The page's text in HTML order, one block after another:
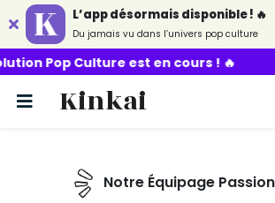
L’app désormais disponible ! 🔥
Du jamais vu dans l’univers pop culture
Pop Culture est en cours ! 🔥
Kinkai
Notre Équipage